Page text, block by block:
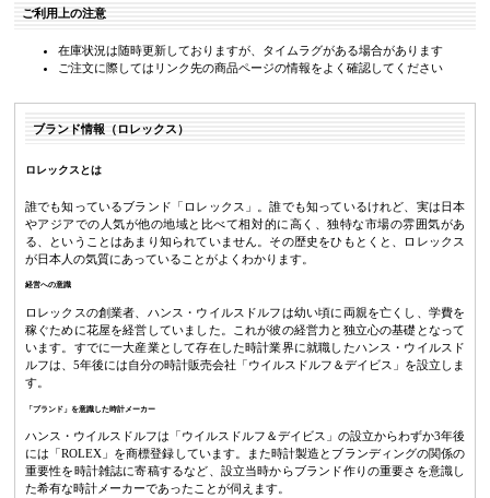
ご利用上の注意
在庫状況は随時更新しておりますが、タイムラグがある場合があります
ご注文に際してはリンク先の商品ページの情報をよく確認してください
ブランド情報（ロレックス）
ロレックスとは
誰でも知っているブランド「ロレックス」。誰でも知っているけれど、実は日本
やアジアでの人気が他の地域と比べて相対的に高く、独特な市場の雰囲気があ
る、ということはあまり知られていません。その歴史をひもとくと、ロレックス
が日本人の気質にあっていることがよくわかります。
経営への意識
ロレックスの創業者、ハンス・ウイルスドルフは幼い頃に両親を亡くし、学費を
稼ぐために花屋を経営していました。これが彼の経営力と独立心の基礎となって
います。すでに一大産業として存在した時計業界に就職したハンス・ウイルスド
ルフは、5年後には自分の時計販売会社「ウイルスドルフ＆デイビス」を設立しま
す。
「ブランド」を意識した時計メーカー
ハンス・ウイルスドルフは「ウイルスドルフ＆デイビス」の設立からわずか3年後
には「ROLEX」を商標登録しています。また時計製造とブランディングの関係の
重要性を時計雑誌に寄稿するなど、設立当時からブランド作りの重要さを意識し
た希有な時計メーカーであったことが伺えます。